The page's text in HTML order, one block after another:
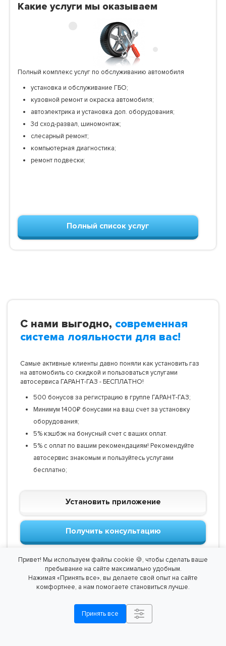
Привет! Мы используем файлы cookie 🍪, чтобы сделать ваше
пребывание на сайте максимально удобным.
Нажимая «Принять все», вы делаете свой опыт на сайте
комфортнее, а нам помогаете становиться лучше.
Принять все
Какие услуги мы оказываем
Полный комплекс услуг по обслуживанию автомобиля
установка и обслуживание ГБО;
кузовной ремонт и окраска автомобиля;
автоэлектрика и установка доп. оборудования;
3d сход-развал, шиномонтаж;
слесарный ремонт;
компьютерная диагностика;
ремонт подвески;
Полный список услуг
С нами выгодно, современная
система лояльности для вас!
Самые активные клиенты давно поняли как установить газ
на автомобиль со скидкой и пользоваться услугами
автосервиса ГАРАНТ-ГАЗ - БЕСПЛАТНО!
500 бонусов за регистрацию в группе ГАРАНТ-ГАЗ;
Минимум 1400₽ бонусами на ваш счет за установку
оборудования;
5% кэшбэк на бонусный счет с ваших оплат.
5% с оплат по вашим рекомендациям! Рекомендуйте
автосервис знакомым и пользуйтесь услугами
бесплатно;
Установить приложение
Получить консультацию